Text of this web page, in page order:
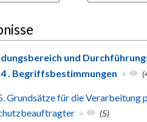
und
. Begriffsbestimmungen +
Grundsätze für die Verarbeitung
+ (5)